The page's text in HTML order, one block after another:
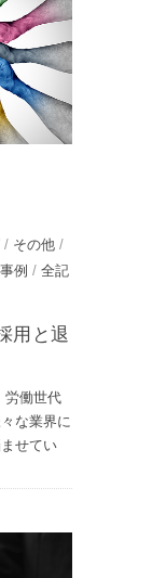
/ その他 /
例 / 全記
用と退
労働世代
な業界に
せてい